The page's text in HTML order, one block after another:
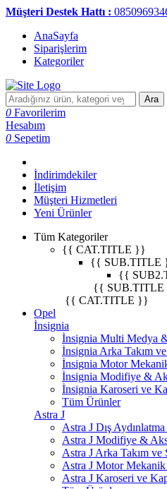
Müşteri Destek Hattı :
AnaSayfa
Siparişlerim
Kategoriler
Ara
0 Favorilerim
Hesabım
0 Sepetim
İndirimdekiler
İletişim
Müşteri Hizmetleri
Yeni Ürünler
Tüm Kategoriler
{{ CAT.TITLE }}
{{ SUB.TITLE
{{
{{
{{ CAT.TITLE }}
Opel
İnsignia
İnsignia Multi Medya
İnsignia Arka Takım
İnsignia Motor
İnsignia Modifiye &
İnsignia Karoseri ve
Tüm Ürünler
Astra J
Astra J Dış
Astra J Modifiye &
Astra J Arka Takım ve
Astra J Motor Mekanik
Astra J Karoseri ve